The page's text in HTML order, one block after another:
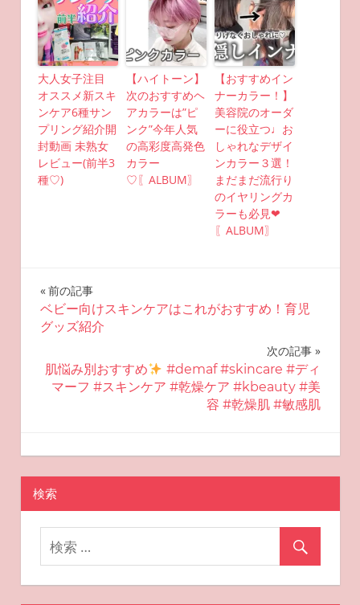
大人女子注目
オススメ新スキ
ンケア6種サン
プリング紹介開
封動画 未熟女
レビュー(前半3
種♡)
【ハイトーン】
次のおすすめヘ
アカラーは”ピ
ンク”今年人気
の高彩度高発色
カラー
♡〖ALBUM〗
【おすすめイン
ナーカラー！】
美容院のオーダ
ーに役立つ♩お
しゃれなデザイ
ンカラー３選！
まだまだ流行り
のイヤリングカ
ラーも必見❤︎
〖ALBUM〗
投
稿
ナ
ビ
ー
シ
ョ
ン
前の記事
ベビー向けスキンケアはこれがおすすめ！育児
グッズ紹介
次の記事
肌悩み別おすすめ
#demaf #skincare #ディ
マーフ #スキンケア #乾燥ケア #kbeauty #美
容 #乾燥肌 #敏感肌
2025-08-14
miyu
おすすめスキンケア
検索